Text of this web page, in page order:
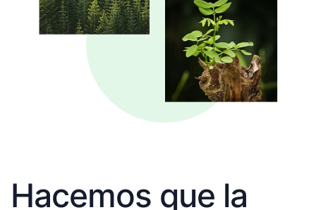
Hacemos que la